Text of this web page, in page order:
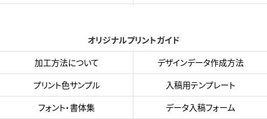
オリジナルプリントガイド
加工方法について
デザインデータ作成方法
プリント色サンプル
入稿用テンプレート
フォント・書体集
データ入稿フォーム